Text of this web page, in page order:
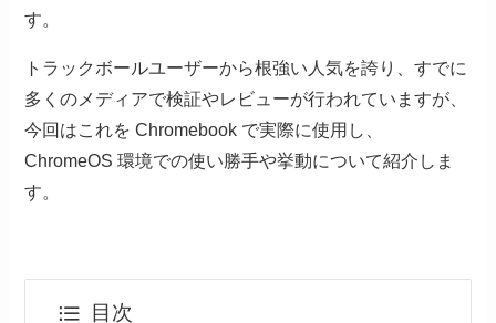
す。
トラックボールユーザーから根強い人気を誇り、すでに
多くのメディアで検証やレビューが行われていますが、
今回はこれを Chromebook で実際に使用し、
ChromeOS 環境での使い勝手や挙動について紹介しま
す。
目次